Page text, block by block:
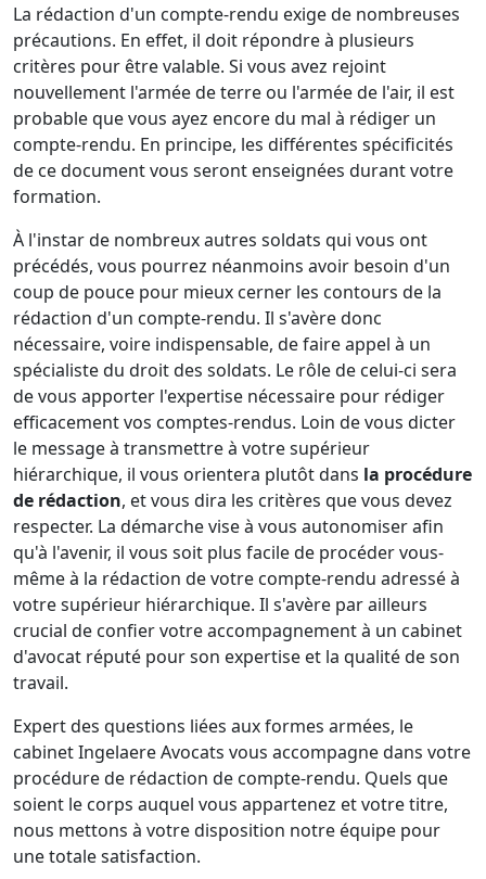
La rédaction d'un compte-rendu exige de nombreuses
précautions. En effet, il doit répondre à plusieurs
critères pour être valable. Si vous avez rejoint
nouvellement l'armée de terre ou l'armée de l'air, il est
probable que vous ayez encore du mal à rédiger un
compte-rendu. En principe, les différentes spécificités
de ce document vous seront enseignées durant votre
formation.
À l'instar de nombreux autres soldats qui vous ont
précédés, vous pourrez néanmoins avoir besoin d'un
coup de pouce pour mieux cerner les contours de la
rédaction d'un compte-rendu. Il s'avère donc
nécessaire, voire indispensable, de faire appel à un
spécialiste du droit des soldats. Le rôle de celui-ci sera
de vous apporter l'expertise nécessaire pour rédiger
efficacement vos comptes-rendus. Loin de vous dicter
le message à transmettre à votre supérieur
hiérarchique, il vous orientera plutôt dans la procédure
de rédaction, et vous dira les critères que vous devez
respecter. La démarche vise à vous autonomiser afin
qu'à l'avenir, il vous soit plus facile de procéder vous-
même à la rédaction de votre compte-rendu adressé à
votre supérieur hiérarchique. Il s'avère par ailleurs
crucial de confier votre accompagnement à un cabinet
d'avocat réputé pour son expertise et la qualité de son
travail.
Expert des questions liées aux formes armées, le
cabinet Ingelaere Avocats vous accompagne dans votre
procédure de rédaction de compte-rendu. Quels que
soient le corps auquel vous appartenez et votre titre,
nous mettons à votre disposition notre équipe pour
une totale satisfaction.